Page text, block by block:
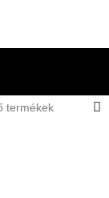
termékek